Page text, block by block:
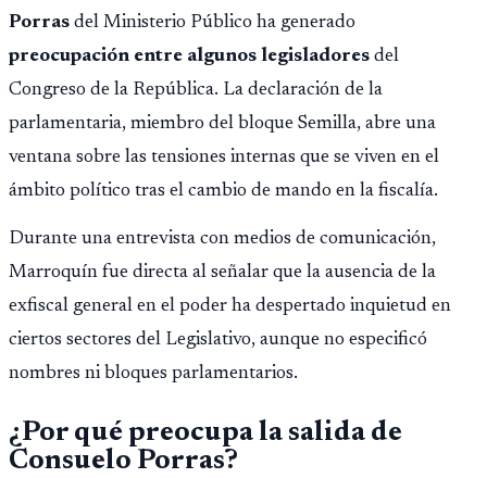
Porras del Ministerio Público ha generado
preocupación entre algunos legisladores del
Congreso de la República. La declaración de la
parlamentaria, miembro del bloque Semilla, abre una
ventana sobre las tensiones internas que se viven en el
ámbito político tras el cambio de mando en la fiscalía.
Durante una entrevista con medios de comunicación,
Marroquín fue directa al señalar que la ausencia de la
exfiscal general en el poder ha despertado inquietud en
ciertos sectores del Legislativo, aunque no especificó
nombres ni bloques parlamentarios.
¿Por qué preocupa la salida de
Consuelo Porras?